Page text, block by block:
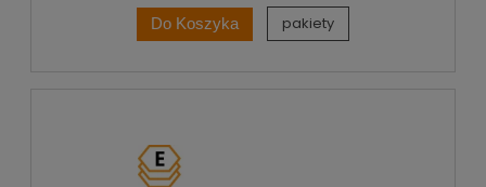
Do Koszyka pakiety